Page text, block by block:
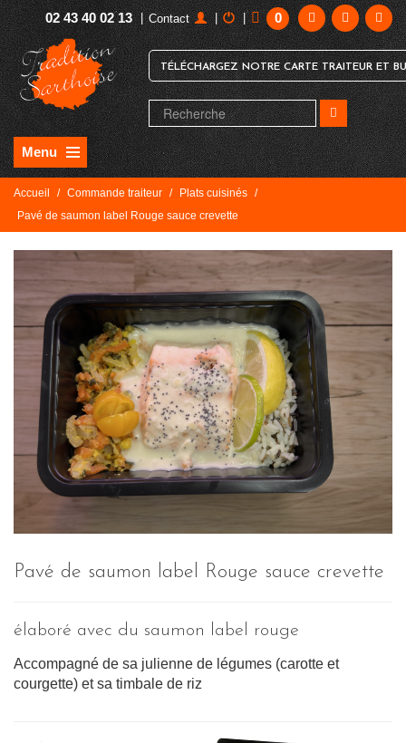
02 43 40 02 13 | Contact | | 0
TÉLÉCHARGEZ NOTRE CARTE TRAITEUR ET
Menu
Accueil / Commande traiteur / Plats cuisinés /
Pavé de saumon label Rouge sauce crevette
Pavé de saumon label Rouge sauce crevette
élaboré avec du saumon label rouge
Accompagné de sa julienne de légumes (carotte et
courgette) et sa timbale de riz